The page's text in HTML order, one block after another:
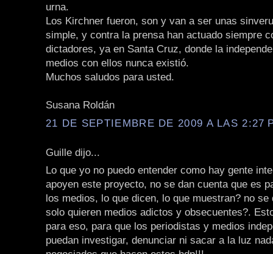
urna.
Los Kirchner fueron, son y van a ser unas
simple, y contra la prensa han actuado siempre
dictadores, ya en Santa Cruz, donde la
medios con ellos nunca existió.
Muchos saludos para usted.
Susana Roldán
21 DE SEPTIEMBRE DE 2009 A LAS 2:27
Guille dijo...
Lo que yo no puedo entender como hay gente
apoyen este proyecto, no se dan cuenta que es
los medios, lo que dicen, lo que muestran? no se
solo quieren medios adictos y obsecuentes?.
para eso, para que los periodistas y medios
puedan investigar, denunciar ni sacar a la luz